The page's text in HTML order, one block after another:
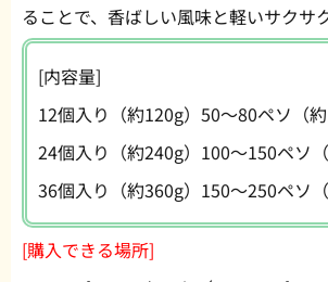
ることで、香ばしい風味と軽いサクサ
[内容量]
12個入り（約120g）50〜80ペソ（約
24個入り（約240g）100〜150ペソ
36個入り（約360g）150〜250ペソ
[購入できる場所]